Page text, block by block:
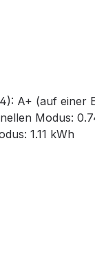
A+ (auf
Modus:
1.11 kWh